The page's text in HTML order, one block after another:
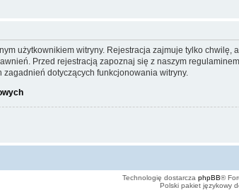
użytkownikiem witryny. Rejestracja zajmuje tylko
Przed rejestracją zapoznaj się z naszym
dotyczących funkcjonowania witryny.
Technologię dostarcza phpBB®
Polski pakiet językowy